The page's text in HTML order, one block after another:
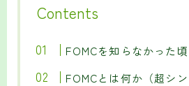
Contents
FOMCを知らなかった
FOMCとは何か（超シン